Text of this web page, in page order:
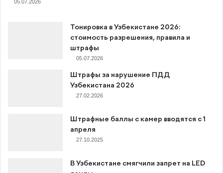
05.07.2026
Тонировка в Узбекистане 2026:
стоимость разрешения, правила и
штрафы
05.07.2026
Штрафы за нарушение ПДД
Узбекистана 2026
27.02.2026
Штрафные баллы с камер вводятся с 1
апреля
27.10.2025
В Узбекистане смягчили запрет на LED